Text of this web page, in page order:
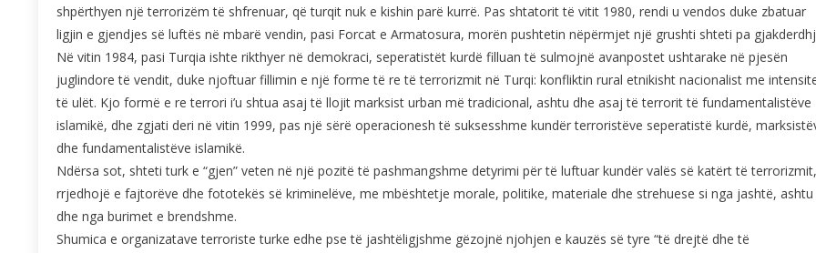
shpërthyen një terrorizëm të shfrenuar, që turqit nuk e kishin parë kurrë. Pas shtatorit të vitit 1980, rendi u vendos duke zbatuar
ligjin e gjendjes së luftës në mbarë vendin, pasi Forcat e Armatosura, morën pushtetin nëpërmjet një grushti shteti pa
Në vitin 1984, pasi Turqia ishte rikthyer në demokraci, seperatistët kurdë filluan të sulmojnë avanpostet ushtarake në pjesën
juglindore të vendit, duke njoftuar fillimin e një forme të re të terrorizmit në Turqi: konfliktin rural etnikisht nacionalist me
të ulët. Kjo formë e re terrori i’u shtua asaj të llojit marksist urban më tradicional, ashtu dhe asaj të terrorit të fundamentalistëve
islamikë, dhe zgjati deri në vitin 1999, pas një sërë operacionesh të suksesshme kundër terroristëve seperatistë kurdë,
dhe fundamentalistëve islamikë.
Ndërsa sot, shteti turk e “gjen” veten në një pozitë të pashmangshme detyrimi për të luftuar kundër valës së katërt të
rrjedhojë e fajtorëve dhe fototekës së kriminelëve, me mbështetje morale, politike, materiale dhe strehuese si nga jashtë, ashtu
dhe nga burimet e brendshme.
Shumica e organizatave terroriste turke edhe pse të jashtëligjshme gëzojnë njohjen e kauzës së tyre “të drejtë dhe të